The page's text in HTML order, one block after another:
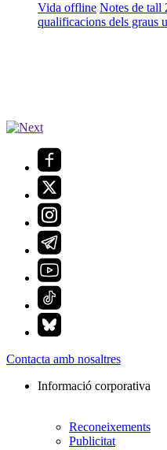
Vida offline Notes de tall
qualificacions dels graus
Contacta amb nosaltres
Informació corporativa
Reconeixements
Publicitat